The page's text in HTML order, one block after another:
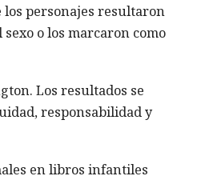
los personajes resultaron
o los marcaron como
Los resultados se
responsabilidad y
en libros infantiles